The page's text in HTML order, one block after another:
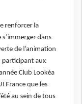
renforcer la
dans
de l’animation
participant aux
Club Lookéa
France que les
au sein de tous